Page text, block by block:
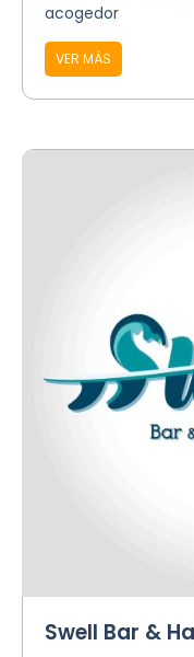
acogedor
VER MÁS
Swell Bar &